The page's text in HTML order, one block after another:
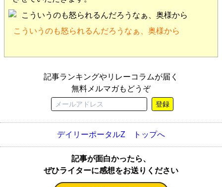
こういうのも怒られるんだろうなぁ、奥様から
記事ランキングやリレーコラムが届く
無料メルマガもどうぞ
登録
デイリーポータルZ トップへ
記事が面白かったら、
ぜひライターに感想をお送りください